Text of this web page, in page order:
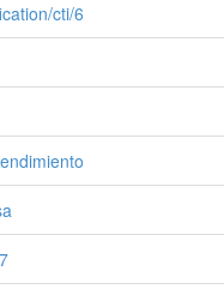
cti/6